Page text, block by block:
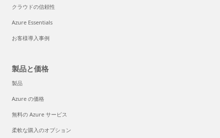
クラウドの信頼性
Azure Essentials
お客様導入事例
製品と価格
製品
Azure の価格
無料の Azure サービス
柔軟な購入のオプション